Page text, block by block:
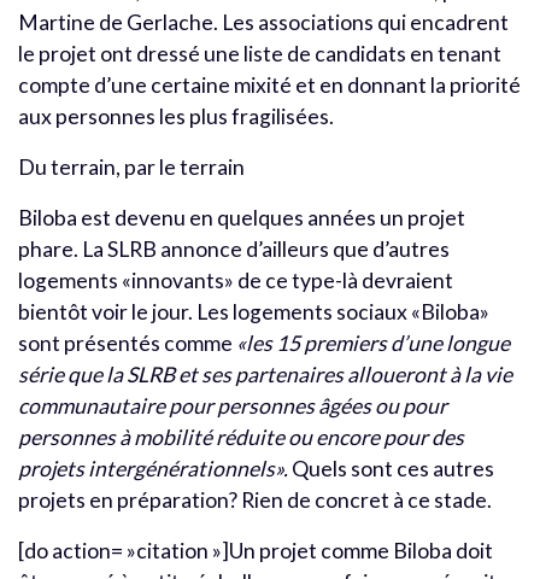
Martine de Gerlache. Les associations qui encadrent
le projet ont dressé une liste de candidats en tenant
compte d’une certaine mixité et en donnant la priorité
aux personnes les plus fragilisées.
Du terrain, par le terrain
Biloba est devenu en quelques années un projet
phare. La SLRB annonce d’ailleurs que d’autres
logements «innovants» de ce type-là devraient
bientôt voir le jour. Les logements sociaux «Biloba»
sont présentés comme «les 15 premiers d’une longue
série que la SLRB et ses partenaires alloueront à la vie
communautaire pour personnes âgées ou pour
personnes à mobilité réduite ou encore pour des
projets intergénérationnels».Quels sont ces autres
projets en préparation? Rien de concret à ce stade.
[do action= »citation »]Un projet comme Biloba doit